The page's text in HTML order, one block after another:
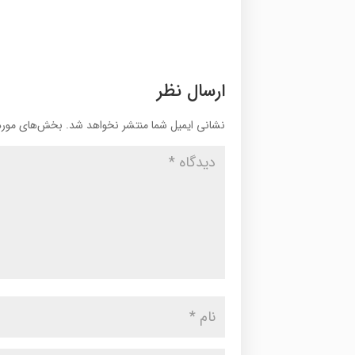
ارسال نظر
نشانی ایمیل شما منتشر نخواهد شد. بخش‌های